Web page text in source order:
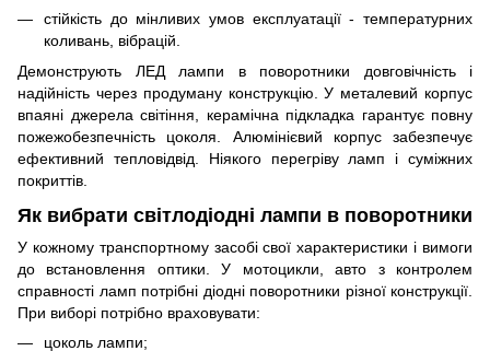
стійкість до мінливих умов експлуатації - температурних
коливань, вібрацій.
Демонструють ЛЕД лампи в поворотники довговічність і
надійність через продуману конструкцію. У металевий корпус
впаяні джерела світіння, керамічна підкладка гарантує повну
пожежобезпечність цоколя. Алюмінієвий корпус забезпечує
ефективний тепловідвід. Ніякого перегріву ламп і суміжних
покриттів.
Як вибрати світлодіодні лампи в поворотники
У кожному транспортному засобі свої характеристики і вимоги
до встановлення оптики. У мотоцикли, авто з контролем
справності ламп потрібні діодні поворотники різної конструкції.
При виборі потрібно враховувати:
цоколь лампи;